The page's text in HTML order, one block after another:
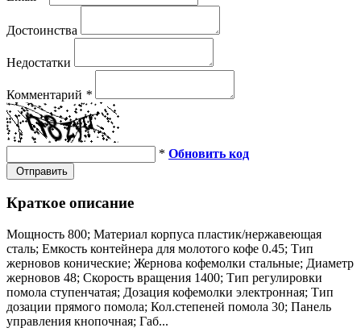
Достоинства
Недостатки
Комментарий *
* Обновить код
Отправить
Краткое описание
Мощность 800; Материал корпуса пластик/нержавеющая
сталь; Емкость контейнера для молотого кофе 0.45; Тип
жерновов конические; Жернова кофемолки стальные; Диаметр
жерновов 48; Скорость вращения 1400; Тип регулировки
помола ступенчатая; Дозация кофемолки электронная; Тип
дозации прямого помола; Кол.степеней помола 30; Панель
управления кнопочная; Габ...